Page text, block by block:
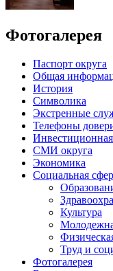
Фотогалерея
Паспорт округа
Общая
История
Символика
Экстренные
Телефоны
СМИ округа
Экономика
Социальная
Культура
Труд и
Фотогалерея